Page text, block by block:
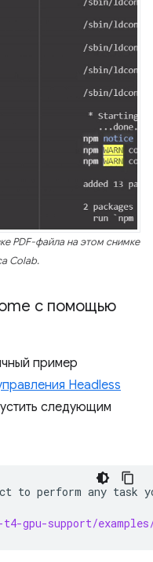
PDF-файла на этом снимке
Colab.
с помощью
пример
Headless
следующим
to perform any task
t4-gpu-support/